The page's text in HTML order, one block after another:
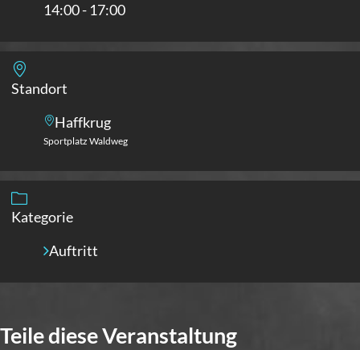
14:00 - 17:00
Standort
Haffkrug
Sportplatz Waldweg
Kategorie
Auftritt
Teile diese Veranstaltung